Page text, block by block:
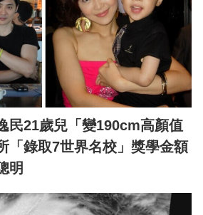
民21歲兒「變190cm高顏值
錄取7世界名校」獎學金額
明